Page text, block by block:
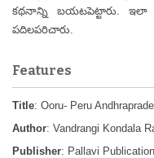
కథనాన్ని బయటపెట్టారు.
పదిలపరిచారు.
Features
Title: Ooru- Peru
Author: Vandrangi Kondala
Publisher: Pallavi